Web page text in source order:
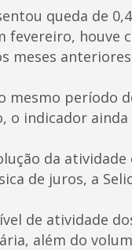
queda de
houve
meses
período
o indicador
da
de juros, a
de atividade
além do